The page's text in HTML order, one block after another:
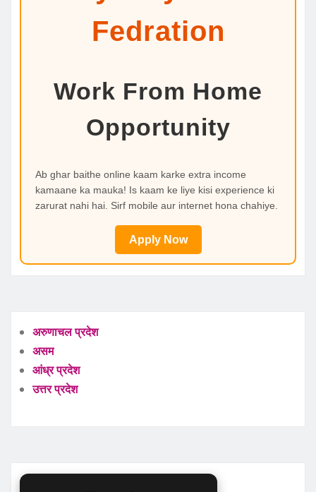
Fedration
Work From Home
Opportunity
Ab ghar baithe online kaam karke extra income
kamaane ka mauka! Is kaam ke liye kisi experience ki
zarurat nahi hai. Sirf mobile aur internet hona chahiye.
Apply Now
अरुणाचल प्रदेश
असम
आंध्र प्रदेश
उत्तर प्रदेश